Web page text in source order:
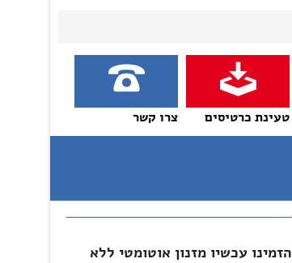
טעינת כרטיסים צרו קשר
הזמינו עכשיו מזנון אוטומטי ללא